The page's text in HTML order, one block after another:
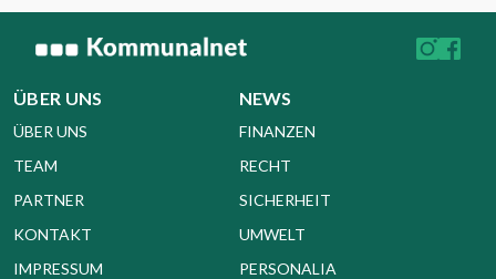
ÜBER UNS
ÜBER UNS
TEAM
PARTNER
KONTAKT
IMPRESSUM
NEWS
FINANZEN
RECHT
SICHERHEIT
UMWELT
PERSONALIA